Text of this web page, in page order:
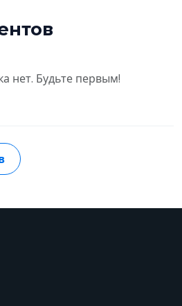
нет. Будьте первым!